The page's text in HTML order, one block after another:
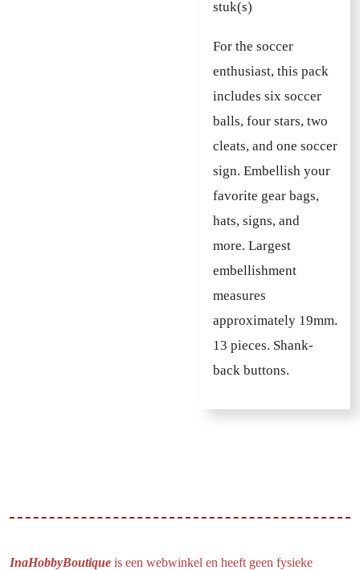
stuk(s)
For the soccer
enthusiast, this pack
includes six soccer
balls, four stars, two
cleats, and one soccer
sign. Embellish your
favorite gear bags,
hats, signs, and
more. Largest
embellishment
measures
approximately 19mm.
13 pieces. Shank-
back buttons.
InaHobbyBoutique is een webwinkel en heeft geen fysieke